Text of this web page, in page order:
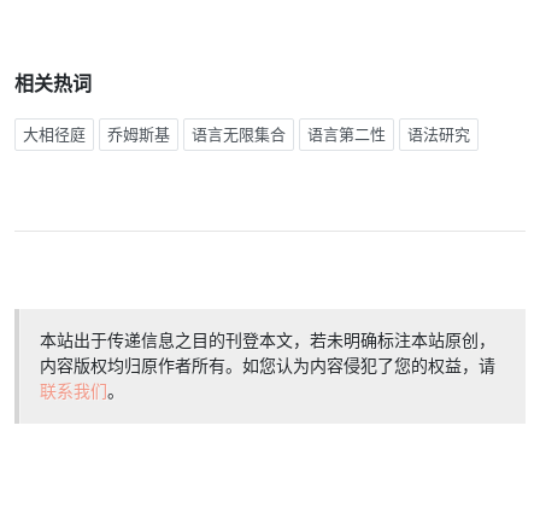
相关热词
大相径庭 乔姆斯基 语言无限集合 语言第二性 语法研究
本站出于传递信息之目的刊登本文，若未明确标注本站原创，
内容版权均归原作者所有。如您认为内容侵犯了您的权益，请
联系我们。